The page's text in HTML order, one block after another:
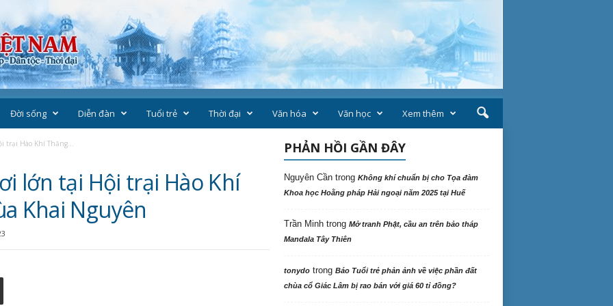
Đời sống Diễn đàn Tuổi trẻ Thời đại Văn hóa Văn học Xem thêm
trại Hào Khí Thăng...
lớn tại Hội trại Hào Khí
Khai Nguyên
PHẢN HỒI GẦN ĐÂY
Nguyên Cầntrong Không khí chuẩn bị cho Tọa đàm
Khoa học Hoằng pháp Hải ngoại năm 2025 tại Huế
Trần Minhtrong Mở tranh Phật, cầu an trên bảo tháp
Mandala Tây Thiên
tonydotrong Báo Tuổi trẻ phản ảnh về việc phần đất
chùa cổ Giác Lâm bị rao bán với giá 60 tỉ đồng?